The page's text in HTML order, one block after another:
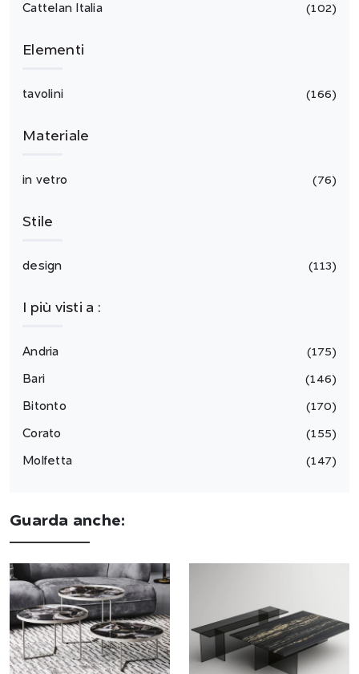
Cattelan Italia 102
Elementi
tavolini 166
Materiale
in vetro 76
Stile
design 113
I più visti a :
Andria 175
Bari 146
Bitonto 170
Corato 155
Molfetta 147
Guarda anche: